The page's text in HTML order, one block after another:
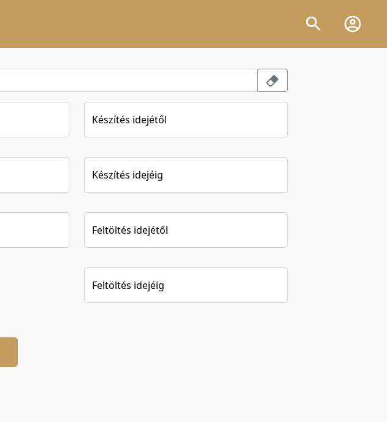
Készítés idejétől
Készítés idejéig
Feltöltés idejétől
Feltöltés idejéig